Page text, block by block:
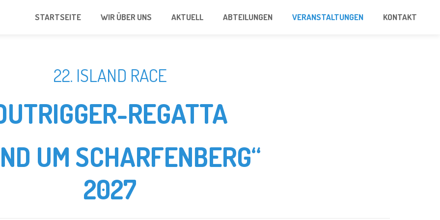
STARTSEITE WIR ÜBER UNS AKTUELL ABTEILUNGEN VERANSTALTUNGEN KONTAKT
22. ISLAND RACE
REGATTA
UM SCHARFENBERG“
2027